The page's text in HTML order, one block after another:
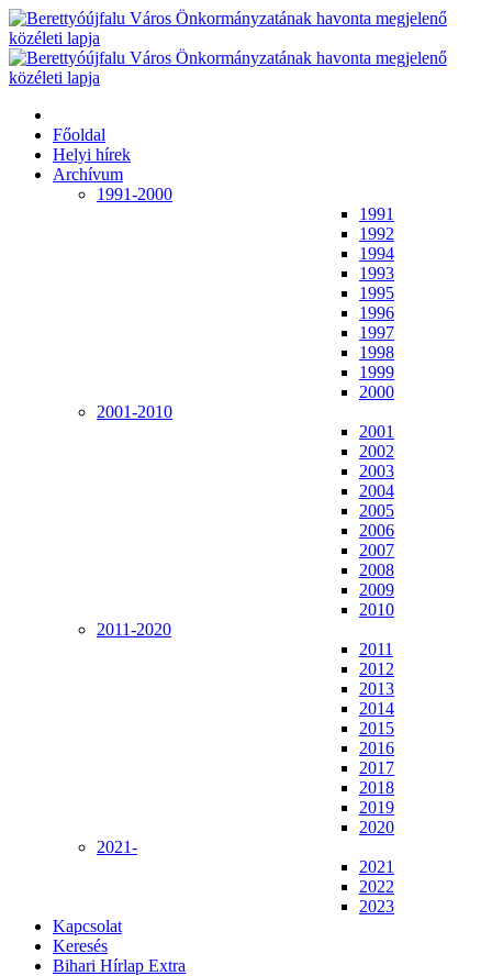
Főoldal
Helyi hírek
Archívum
1991-2000
1991
1992
1994
1993
1995
1996
1997
1998
1999
2000
2001-2010
2001
2002
2003
2004
2005
2006
2007
2008
2009
2010
2011-2020
2011
2012
2013
2014
2015
2016
2017
2018
2019
2020
2021-
2021
2022
2023
Kapcsolat
Keresés
Bihari Hírlap Extra